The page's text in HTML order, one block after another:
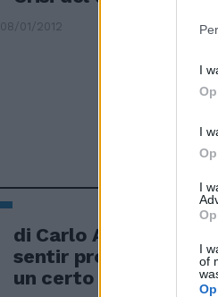
I
I
I
I
of
08/01/2012
di Carlo Antini Sarà
sentir pronunciare
un certo effetto.